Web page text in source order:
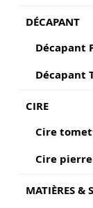
DÉCAPANT
Décapant
Décapant
CIRE
Cire
Cire pierre
MATIÈRES &